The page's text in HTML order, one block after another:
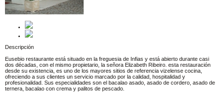
Descripción
Eusebio restaurante está situado en la freguesia de Infias y está abierto durante casi
dos décadas, con el mismo propietario, la señora Elizabeth Ribeiro. esta restauración
desde su existencia, es uno de los mayores sitios de referencia vizelense cocina,
ofreciendo a sus clientes un servicio marcado por la calidad, hospitalidad y
profesionalidad. Sus especialidades son el bacalao asado, asado de cordero, asado de
ternera, bacalao con crema y palitos de pescado.